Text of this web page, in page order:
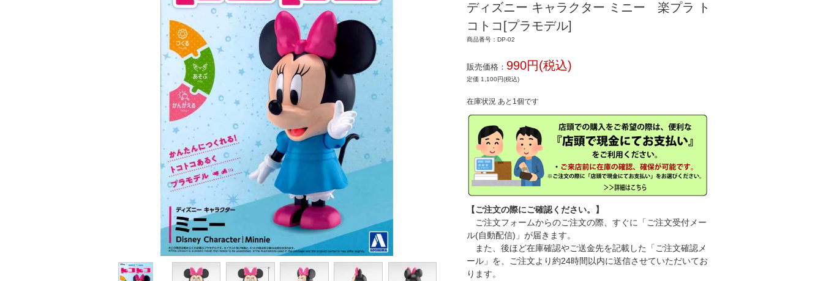
ディズニー キャラクター ミニー 楽プラ ト
コトコ[プラモデル]
商品番号：DP-02
販売価格： 990円(税込)
定価 1,100円(税込)
在庫状況 あと1個です
【ご注文の際にご確認ください。】
ご注文フォームからのご注文の際、すぐに「ご注文受付メー
ル(自動配信)」が届きます。
また、後ほど在庫確認やご送金先を記載した「ご注文確認メ
ール」を、ご注文より約24時間以内に送信させていただいてお
ります。